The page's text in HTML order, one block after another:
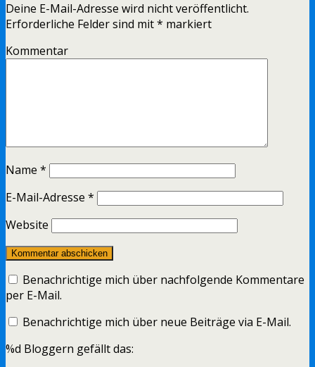
Deine E-Mail-Adresse wird nicht veröffentlicht.
Erforderliche Felder sind mit* markiert
Kommentar
Name *
E-Mail-Adresse *
Website
Benachrichtige mich über nachfolgende Kommentare
per E-Mail.
Benachrichtige mich über neue Beiträge via E-Mail.
%d Bloggern gefällt das: